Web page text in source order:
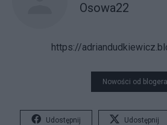
Osowa22
https://
Nowości od blogera
Udostępnij Udostępnij